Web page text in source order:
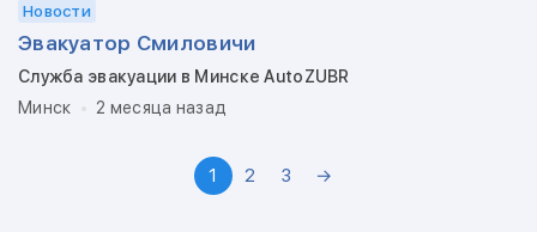
Новости
Эвакуатор Смиловичи
Служба эвакуации в Минске AutoZUBR
Минск
2 месяца назад
1 2 3 →